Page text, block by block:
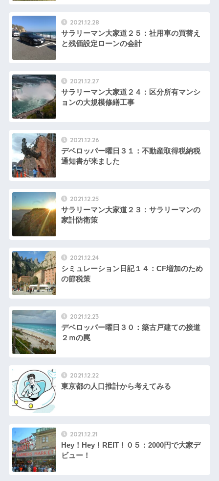
2021.12.28
サラリーマン大家道２５：社用車の買替え
と残価設定ローンの会計
2021.12.27
サラリーマン大家道２４：区分所有マンシ
ョンの大規模修繕工事
2021.12.26
デベロッパー曜日３１：不動産取得税納税
通知書が来ました
2021.12.25
サラリーマン大家道２３：サラリーマンの
家計防衛策
2021.12.24
シミュレーション日記１４：CF増加のため
の節税策
2021.12.23
デベロッパー曜日３０：築古戸建ての接道
２ｍの罠
2021.12.22
東京都の人口推計から考えてみる
2021.12.21
Hey！Hey！REIT！０５：2000円で大家デ
ビュー！